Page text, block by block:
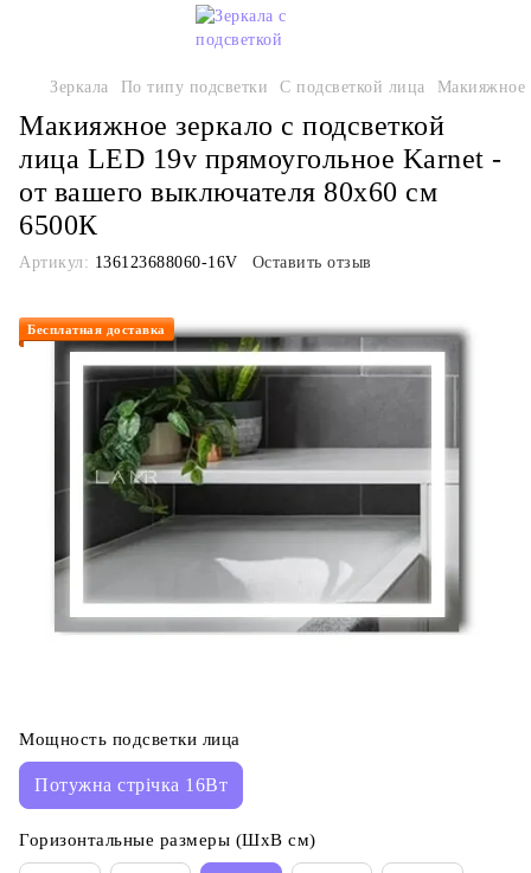
Зеркала По типу подсветки С подсветкой лица Макияжное
Макияжное зеркало с подсветкой
лица LED 19v прямоугольное Karnet -
от вашего выключателя 80х60 см
6500К
Артикул: 136123688060-16V Оставить отзыв
Бесплатная доставка
Мощность подсветки лица
Потужна стрічка 16Вт
Горизонтальные размеры (ШхВ см)